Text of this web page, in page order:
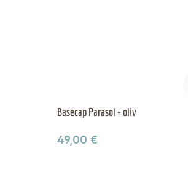
Basecap Parasol - oliv
Regulärer Preis:
49,00 €